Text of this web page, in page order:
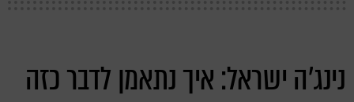
נינג'ה ישראל: איך נתאמן לדבר כזה